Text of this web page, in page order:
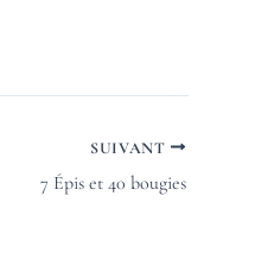
SUIVANT
7 Épis et 40 bougies